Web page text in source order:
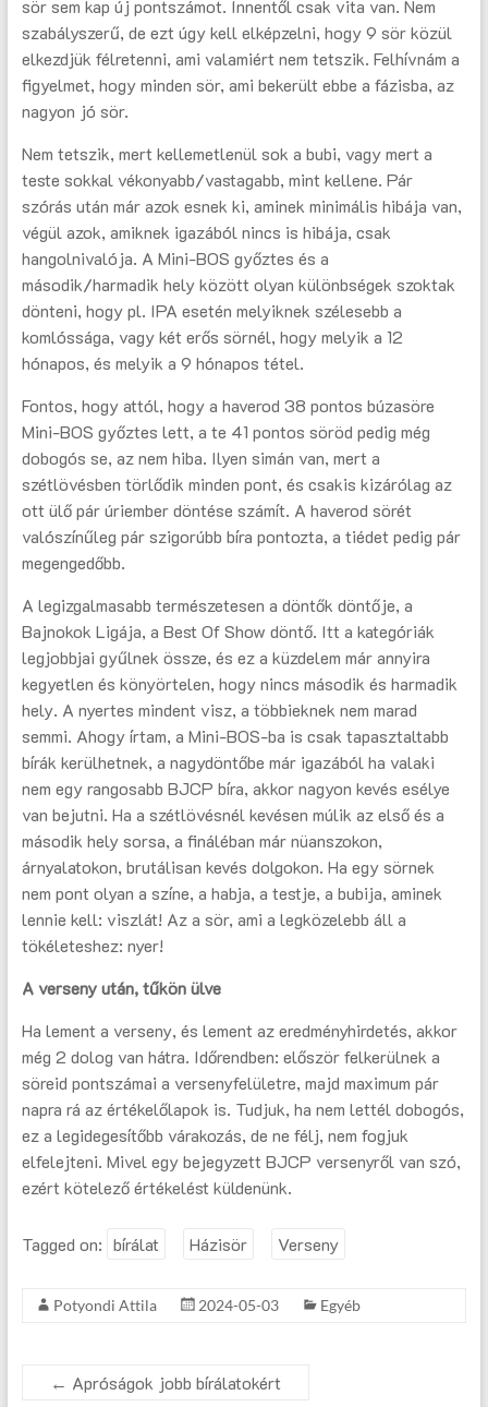
sör sem kap új pontszámot. Innentől csak vita van. Nem
szabályszerű, de ezt úgy kell elképzelni, hogy 9 sör közül
elkezdjük félretenni, ami valamiért nem tetszik. Felhívnám a
figyelmet, hogy minden sör, ami bekerült ebbe a fázisba, az
nagyon jó sör.
Nem tetszik, mert kellemetlenül sok a bubi, vagy mert a
teste sokkal vékonyabb/vastagabb, mint kellene. Pár
szórás után már azok esnek ki, aminek minimális hibája van,
végül azok, amiknek igazából nincs is hibája, csak
hangolnivalója. A Mini-BOS győztes és a
második/harmadik hely között olyan különbségek szoktak
dönteni, hogy pl. IPA esetén melyiknek szélesebb a
komlóssága, vagy két erős sörnél, hogy melyik a 12
hónapos, és melyik a 9 hónapos tétel.
Fontos, hogy attól, hogy a haverod 38 pontos búzasöre
Mini-BOS győztes lett, a te 41 pontos söröd pedig még
dobogós se, az nem hiba. Ilyen simán van, mert a
szétlövésben törlődik minden pont, és csakis kizárólag az
ott ülő pár úriember döntése számít. A haverod sörét
valószínűleg pár szigorúbb bíra pontozta, a tiédet pedig pár
megengedőbb.
A legizgalmasabb természetesen a döntők döntője, a
Bajnokok Ligája, a Best Of Show döntő. Itt a kategóriák
legjobbjai gyűlnek össze, és ez a küzdelem már annyira
kegyetlen és könyörtelen, hogy nincs második és harmadik
hely. A nyertes mindent visz, a többieknek nem marad
semmi. Ahogy írtam, a Mini-BOS-ba is csak tapasztaltabb
bírák kerülhetnek, a nagydöntőbe már igazából ha valaki
nem egy rangosabb BJCP bíra, akkor nagyon kevés esélye
van bejutni. Ha a szétlövésnél kevésen múlik az első és a
második hely sorsa, a fináléban már nüanszokon,
árnyalatokon, brutálisan kevés dolgokon. Ha egy sörnek
nem pont olyan a színe, a habja, a testje, a bubija, aminek
lennie kell: viszlát! Az a sör, ami a legközelebb áll a
tökéleteshez: nyer!
A verseny után, tűkön ülve
Ha lement a verseny, és lement az eredményhirdetés, akkor
még 2 dolog van hátra. Időrendben: először felkerülnek a
söreid pontszámai a versenyfelületre, majd maximum pár
napra rá az értékelőlapok is. Tudjuk, ha nem lettél dobogós,
ez a legidegesítőbb várakozás, de ne félj, nem fogjuk
elfelejteni. Mivel egy bejegyzett BJCP versenyről van szó,
ezért kötelező értékelést küldenünk.
Tagged on: bírálat Házisör Verseny
Potyondi Attila 2024-05-03 Egyéb
← Apróságok jobb bírálatokért